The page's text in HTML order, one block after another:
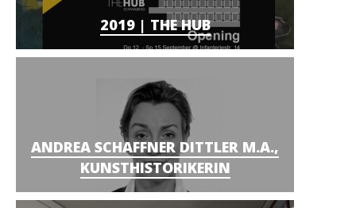
2019 | THE HUB
ANDREA SCHAFFNER DITTLER M.A.,
KUNSTHISTORIKERIN